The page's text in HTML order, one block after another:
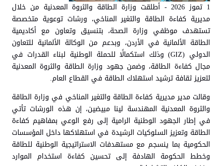
1 تموز 2026 - أطلقت وزارة الطاقة والثروة المعدنية من خلال
مديرية كفاءة الطاقة والتغير المناخي، ورشات توعوية متخصصة
تستهدف موظفي وزارة الصحة، بتنسيق وتعاون مع أكاديمية
الطاقة الألمانية في الأردن، وبدعم من الوكالة الألمانية للتعاون
الدولي (GIZ) وذلك استكمالًا للحملة الوطنية لبناء القدرات في
مجال كفاءة الطاقة، وضمن جهود وزارة الطاقة والثروة المعدنية
لتعزيز ثقافة ترشيد استهلاك الطاقة في القطاع العام.
وقالت مدير مديرية كفاءة الطاقة والتغير المناخي في وزارة الطاقة
والثروة المعدنية المهندسة لينا مبيضين، إن هذه الورشات تأتي
في إطار الجهود الوطنية الرامية إلى رفع الوعي بمفاهيم كفاءة
الطاقة وتعزيز السلوكيات الرشيدة في استهلاكها داخل المؤسسات
الحكومية بما ينسجم مع مستهدفات الاستراتيجية الوطنية للطاقة
وخطط الحكومة الهادفة إلى تحسين كفاءة استخدام الموارد